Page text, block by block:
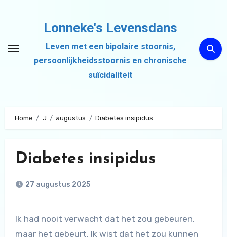
inhoud
Lonneke's Levensdans
Leven met een bipolaire stoornis,
persoonlijkheidsstoornis en chronische
suïcidaliteit
Home J augustus Diabetes insipidus
Diabetes insipidus
27 augustus 2025
Ik had nooit verwacht dat het zou gebeuren,
maar het gebeurt. Ik wist dat het zou kunnen